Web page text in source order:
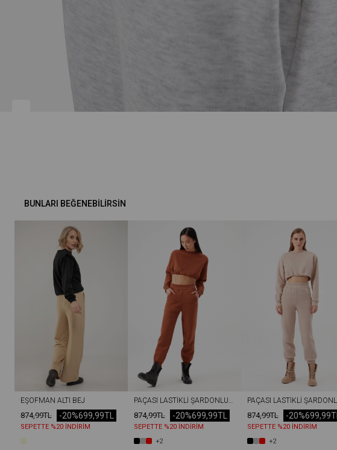
BUNLARI BEĞENEBILIRSIN
EŞOFMAN ALTI BEJ
874,99TL 699,99TL
-20%
SEPETTE %20 İNDİRİM
874,99TL 699,99TL
-20%
SEPETTE %20 İNDİRİM
+2
874,99TL 699,99TL
-20%
SEPETTE %20 İNDİRİM
+2